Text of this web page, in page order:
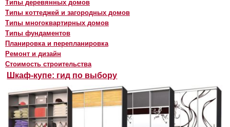
Типы деревянных домов
Типы коттеджей и загородных домов
Типы многоквартирных домов
Типы фундаментов
Планировка и перепланировка
Ремонт и дизайн
Стоимость строительства
Шкаф-купе: гид по выбору